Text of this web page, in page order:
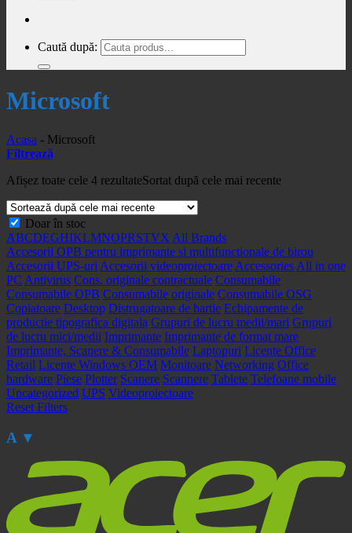
Caută după:
Microsoft
Acasa - Microsoft
Filtrează
Afișez toate cele 4 rezultateSortat după cele mai recente
Doar în stoc
ABCDEGHIKLMNOPRSTVX All Brands
Accesorii OPB pentru imprimante si multifunctionale de birou
Accesorii UPS-uri Accesorii videoproiectoare Accessories All in one
PC Antivirus Cons. originale contractuale Consumabile
Consumabile OPB Consumabile originale Consumabile OSG
Copiatoare Desktop Distrugatoare de hartie Echipamente de
productie tipografica digitala Grupuri de lucru medii/mari Grupuri
de lucru mici/medii Imprimante Imprimante de format mare
Imprimante, Scanere & Consumabile Laptopuri Licente Office
Retail Licente Windows OEM Monitoare Networking Office
hardware Piese Plotter Scanere Scannere Tablete Telefoane mobile
Uncategorized UPS Videoproiectoare
Reset Filters
A ▼